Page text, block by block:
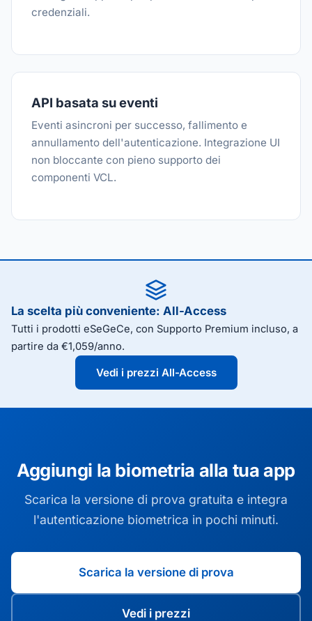
credenziali.
API basata su eventi
Eventi asincroni per successo, fallimento e
annullamento dell'autenticazione. Integrazione UI
non bloccante con pieno supporto dei
componenti VCL.
La scelta più conveniente: All-Access
Tutti i prodotti eSeGeCe, con Supporto Premium incluso, a
partire da €1,059/anno.
Vedi i prezzi All-Access
Aggiungi la biometria alla tua app
Scarica la versione di prova gratuita e integra
l'autenticazione biometrica in pochi minuti.
Scarica la versione di prova
Vedi i prezzi